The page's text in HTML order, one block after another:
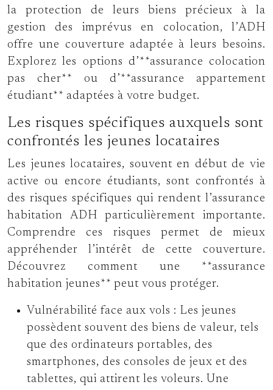
la protection de leurs biens précieux à la
gestion des imprévus en colocation, l’ADH
offre une couverture adaptée à leurs besoins.
Explorez les options d’**assurance colocation
pas cher** ou d’**assurance appartement
étudiant** adaptées à votre budget.
Les risques spécifiques auxquels sont
confrontés les jeunes locataires
Les jeunes locataires, souvent en début de vie
active ou encore étudiants, sont confrontés à
des risques spécifiques qui rendent l’assurance
habitation ADH particulièrement importante.
Comprendre ces risques permet de mieux
appréhender l’intérêt de cette couverture.
Découvrez comment une **assurance
habitation jeunes** peut vous protéger.
Vulnérabilité face aux vols : Les jeunes
possèdent souvent des biens de valeur, tels
que des ordinateurs portables, des
smartphones, des consoles de jeux et des
tablettes, qui attirent les voleurs. Une